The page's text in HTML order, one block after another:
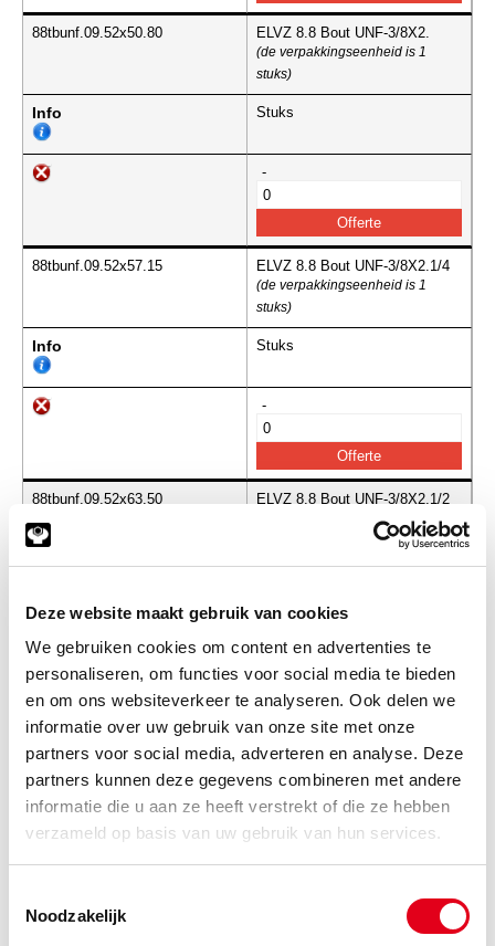
Deze website maakt gebruik van cookies
We gebruiken cookies om content en advertenties te
personaliseren, om functies voor social media te bieden
en om ons websiteverkeer te analyseren. Ook delen we
informatie over uw gebruik van onze site met onze
partners voor social media, adverteren en analyse. Deze
partners kunnen deze gegevens combineren met andere
informatie die u aan ze heeft verstrekt of die ze hebben
verzameld op basis van uw gebruik van hun services.
Noodzakelijk
88tbunf.09.52x50.80 ELVZ 8.8 Bout UNF-3/8X2.
(de verpakkingseenheid is 1
stuks)
Info Stuks
-
88tbunf.09.52x57.15 ELVZ 8.8 Bout UNF-3/8X2.1/4
(de verpakkingseenheid is 1
stuks)
Info Stuks
-
88tbunf.09.52x63.50 ELVZ 8.8 Bout UNF-3/8X2.1/2
(de verpakkingseenheid is 1
-
88tbunf.11.11x19.05 ELVZ 8.8 Bout UNF-7/16X3/4
(de verpakkingseenheid is 1
stuks)
Info Stuks